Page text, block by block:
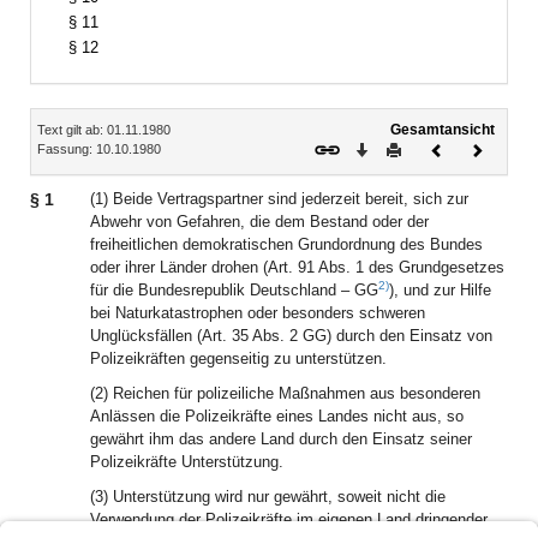
§ 11
§ 12
Inhalt
Text gilt ab: 01.11.1980
Fassung: 10.10.1980
Gesamtansicht
Download
DruckenVorheriges
§ 1
(1) Beide Vertragspartner sind jederzeit bereit, sich zur
Abwehr von Gefahren, die dem Bestand oder der
freiheitlichen demokratischen Grundordnung des Bundes
oder ihrer Länder drohen (Art. 91 Abs. 1 des Grundgesetzes
für die Bundesrepublik Deutschland – GG2)), und zur Hilfe
bei Naturkatastrophen oder besonders schweren
Unglücksfällen (Art. 35 Abs. 2 GG) durch den Einsatz von
Polizeikräften gegenseitig zu unterstützen.
(2) Reichen für polizeiliche Maßnahmen aus besonderen
Anlässen die Polizeikräfte eines Landes nicht aus, so
gewährt ihm das andere Land durch den Einsatz seiner
Polizeikräfte Unterstützung.
(3) Unterstützung wird nur gewährt, soweit nicht die
Verwendung der Polizeikräfte im eigenen Land dringender